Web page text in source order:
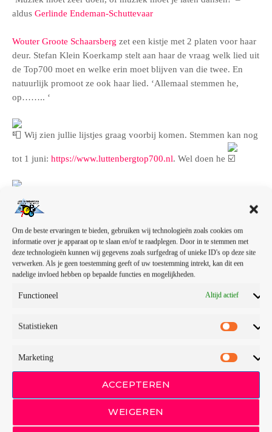
Om de beste ervaringen te bieden, gebruiken wij technologieën zoals cookies om
informatie over je apparaat op te slaan en/of te raadplegen. Door in te stemmen met
deze technologieën kunnen wij gegevens zoals surfgedrag of unieke ID's op deze site
verwerken. Als je geen toestemming geeft of uw toestemming intrekt, kan dit een
nadelige invloed hebben op bepaalde functies en mogelijkheden.
Functioneel Altijd actief
Statistieken
Marketing
ACCEPTEREN
WEIGEREN
aldus Gerlinde Endeman-Schuttevaar
Wouter Groote Schaarsberg zet een kistje met 2 platen voor haar
deur. Stefan Klein Koerkamp stelt aan haar de vraag welk lied uit
de Top700 moet en welke erin moet blijven van die twee. En
natuurlijk promoot ze ook haar lied. ‘Allemaal stemmen he,
op…….. ‘
Wij zien jullie lijstjes graag voorbij komen. Stemmen kan nog
tot 1 juni: https://www.luttenbergtop700.nl. Wel doen he
Luister hier de afspeellijst van onze lijstduwers:
https://open.spotify.com/playlist/3gfREudYAYfIFQADd43cvl…
GESCHREVEN DOOR